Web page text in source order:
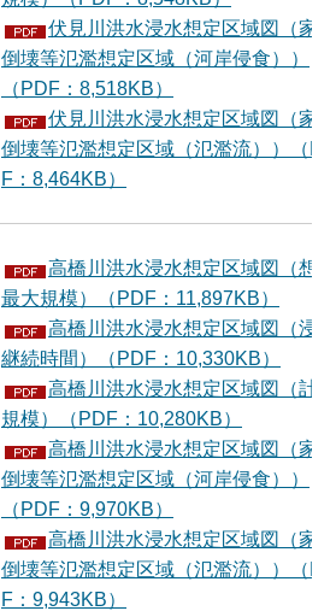
伏見川洪水浸水想定区域図（家屋
倒壊等氾濫想定区域（河岸侵食））
（PDF：8,518KB）
伏見川洪水浸水想定区域図（家屋
倒壊等氾濫想定区域（氾濫流））（PD
F：8,464KB）
高橋川洪水浸水想定区域図（想定
最大規模）（PDF：11,897KB）
高橋川洪水浸水想定区域図（浸水
継続時間）（PDF：10,330KB）
高橋川洪水浸水想定区域図（計画
規模）（PDF：10,280KB）
高橋川洪水浸水想定区域図（家屋
倒壊等氾濫想定区域（河岸侵食））
（PDF：9,970KB）
高橋川洪水浸水想定区域図（家屋
倒壊等氾濫想定区域（氾濫流））（PD
F：9,943KB）